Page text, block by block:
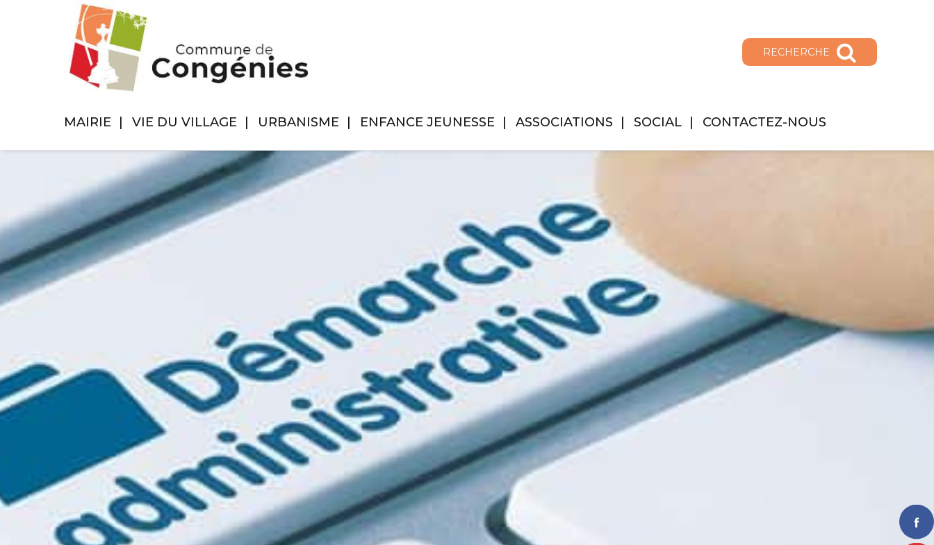
RECHERCHE
MAIRIE VIE DU VILLAGE URBANISME ENFANCE JEUNESSE ASSOCIATIONS SOCIAL CONTACTEZ-NOUS